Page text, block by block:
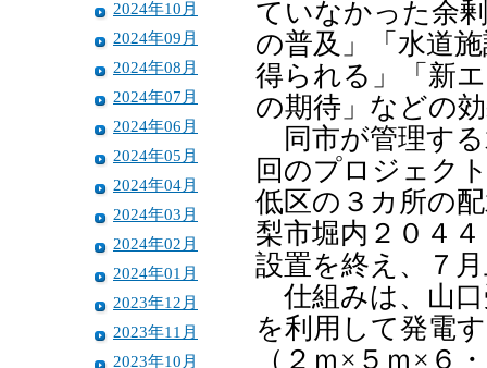
2024年10月
2024年09月
2024年08月
2024年07月
2024年06月
2024年05月
2024年04月
2024年03月
2024年02月
2024年01月
2023年12月
2023年11月
2023年10月
ていなかった余
の普及」「水道
得られる」「新
の期待」などの
同市が管理する
回のプロジェク
低区の３カ所の
梨市堀内２０４
設置を終え、７
仕組みは、山口
を利用して発電
（２ｍ×５ｍ×６